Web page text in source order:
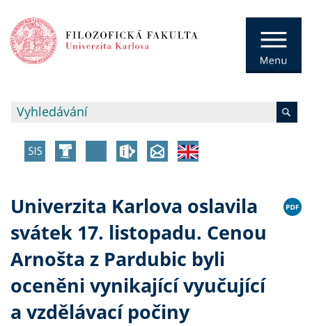
Univerzita Karlova oslavila
svátek 17. listopadu. Cenou
Arnošta z Pardubic byli
oceněni vynikající vyučující
a vzdělávací počiny